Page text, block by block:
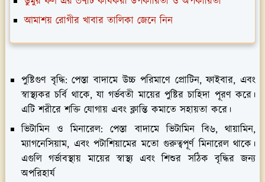
আমাশয় রোগীর খাবার তালিকা জেনে নিন
পুষ্টিগুণ বৃদ্ধি: পেস্তা বাদামে উচ্চ পরিমাণে প্রোটিন, ফাইবার, এবং
স্বাস্থ্যকর চর্বি থাকে, যা গর্ভবতী মায়ের পুষ্টির চাহিদা পূরণ করে।
এটি শরীরে শক্তি যোগায় এবং ক্লান্তি কমাতে সহায়তা করে।
ভিটামিন ও মিনারেল: পেস্তা বাদামে ভিটামিন বি৬, থায়ামিন,
ম্যাগনেসিয়াম, এবং পটাশিয়ামের মতো গুরুত্বপূর্ণ মিনারেল থাকে।
এগুলি গর্ভাবস্থায় মায়ের স্বাস্থ্য এবং শিশুর সঠিক বৃদ্ধির জন্য
অপরিহার্য